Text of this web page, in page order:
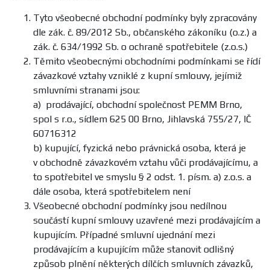
Tyto všeobecné obchodní podmínky byly zpracovány
dle zák. č. 89/2012 Sb., občanského zákoníku (o.z.) a
zák. č. 634/1992 Sb. o ochraně spotřebitele (z.o.s.)
Těmito všeobecnými obchodními podmínkami se řídí
závazkové vztahy vzniklé z kupní smlouvy, jejímiž
smluvními stranami jsou:
a) prodávající, obchodní společnost PEMM Brno,
spol s r.o., sídlem 625 00 Brno, Jihlavská 755/27, IČ
60716312
b) kupující, fyzická nebo právnická osoba, která je
v obchodně závazkovém vztahu vůči prodávajícímu, a
to spotřebitel ve smyslu § 2 odst. 1. písm. a) z.o.s. a
dále osoba, která spotřebitelem není
Všeobecné obchodní podmínky jsou nedílnou
součástí kupní smlouvy uzavřené mezi prodávajícím a
kupujícím. Případné smluvní ujednání mezi
prodávajícím a kupujícím může stanovit odlišný
způsob plnění některých dílčích smluvních závazků,